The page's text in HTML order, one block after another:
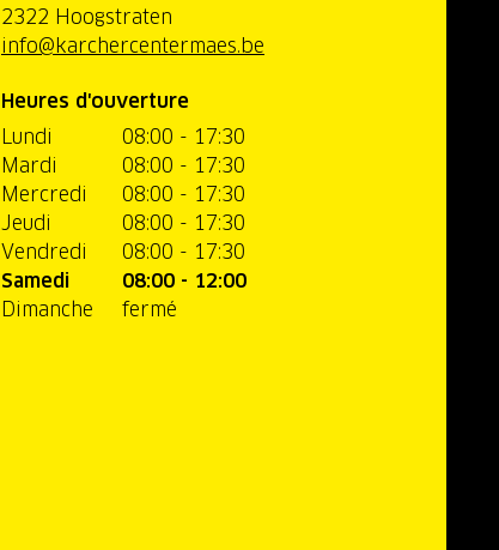
2322 Hoogstraten
info@karchercentermaes.be
Heures d'ouverture
Lundi
08:00 - 17:30
Mardi
08:00 - 17:30
Mercredi
08:00 - 17:30
Jeudi
08:00 - 17:30
Vendredi
08:00 - 17:30
Samedi
08:00 - 12:00
Dimanche
fermé